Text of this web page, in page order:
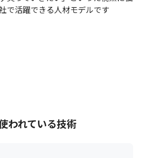
で活躍できる人材モデルです
われている技術